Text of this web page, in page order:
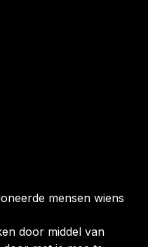
mensen wiens
door middel van